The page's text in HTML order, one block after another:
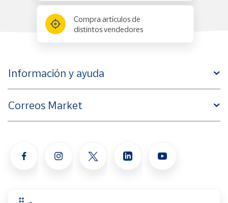
Compra artículos de
distintos vendedores
Información y ayuda
Correos Market